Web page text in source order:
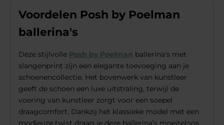
Voordelen Posh by Poelman
ballerina's
Deze stijlvolle Posh by Poelman ballerina's met
slangenprint zijn een elegante toevoeging aan je
schoenencollectie. Het bovenwerk van kunstleer
geeft de schoen een luxe uitstraling, terwijl de
voering van kunstleer zorgt voor een soepel
draagcomfort. Dankzij het klassieke model met een
modieuze twist draag je deze ballerina’s moeiteloos